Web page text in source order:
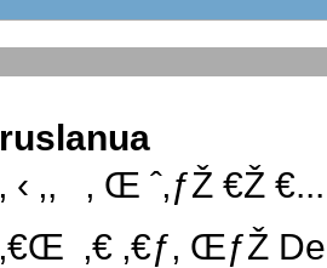
ruslanua
‚ ‹ ‚,   ‚ Œ ˆ‚ƒŽ €Ž
‚€Œ  ‚€ ‚€ƒ‚ ŒƒŽ